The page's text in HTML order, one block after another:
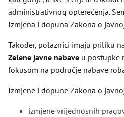
administrativnog opterećenja.
Izmjena i dopuna Zakona o
Također, polaznici imaju priliku
Zelene javne nabave u postupke
fokusom na područje nabave
Izmjene i dopune Zakona o
izmjene vrijednosnih